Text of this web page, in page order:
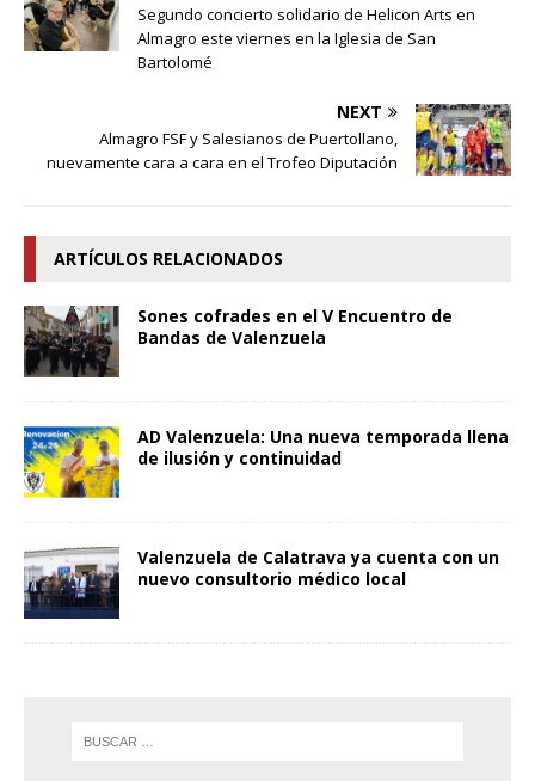
Segundo concierto solidario de Helicon Arts en
Almagro este viernes en la Iglesia de San
Bartolomé
NEXT
Almagro FSF y Salesianos de Puertollano,
nuevamente cara a cara en el Trofeo Diputación
ARTÍCULOS RELACIONADOS
Sones cofrades en el V Encuentro de
Bandas de Valenzuela
AD Valenzuela: Una nueva temporada llena
de ilusión y continuidad
Valenzuela de Calatrava ya cuenta con un
nuevo consultorio médico local